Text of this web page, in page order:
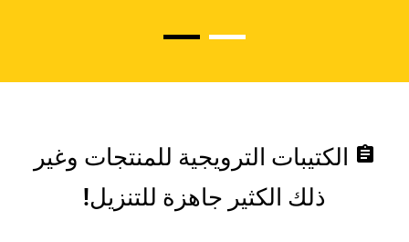
assignment الكتيبات الترويجية للمنتجات وغير
ذلك الكثير جاهزة للتنزيل!